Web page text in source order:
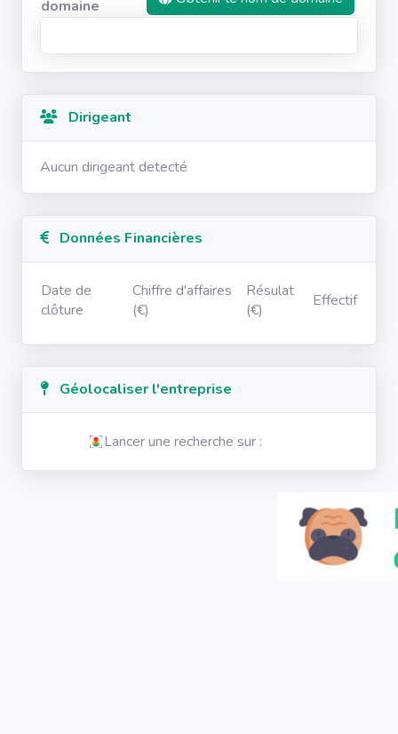
domaine
Dirigeant
Aucun dirigeant detecté
Données Financières
Date de
clôture
Chiffre d'affaires
(€)
Résulat
(€)
Effectif
Géolocaliser l'entreprise
Lancer une recherche sur :